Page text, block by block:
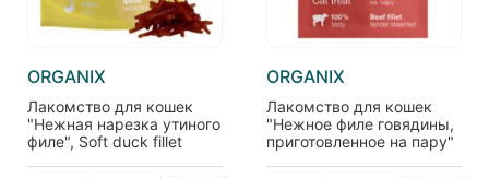
ORGANIX
Лакомство для кошек
"Нежная нарезка утиного
филе", Soft duck fillet
shreds
ORGANIX
Лакомство для кошек
"Нежное филе говядины,
приготовленное на пару"